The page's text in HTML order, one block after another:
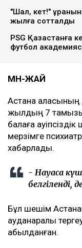
"Шал, кет!"
жылға сотталды
PSG Қазақстанға
футбол
МӘН-ЖАЙ
Астана қаласының
жылдың 7
балаға
мерзімге
хабарлады.
- Науқасқа
белгіленді,
Бұл шешім
ауданаралық
қабылданған.